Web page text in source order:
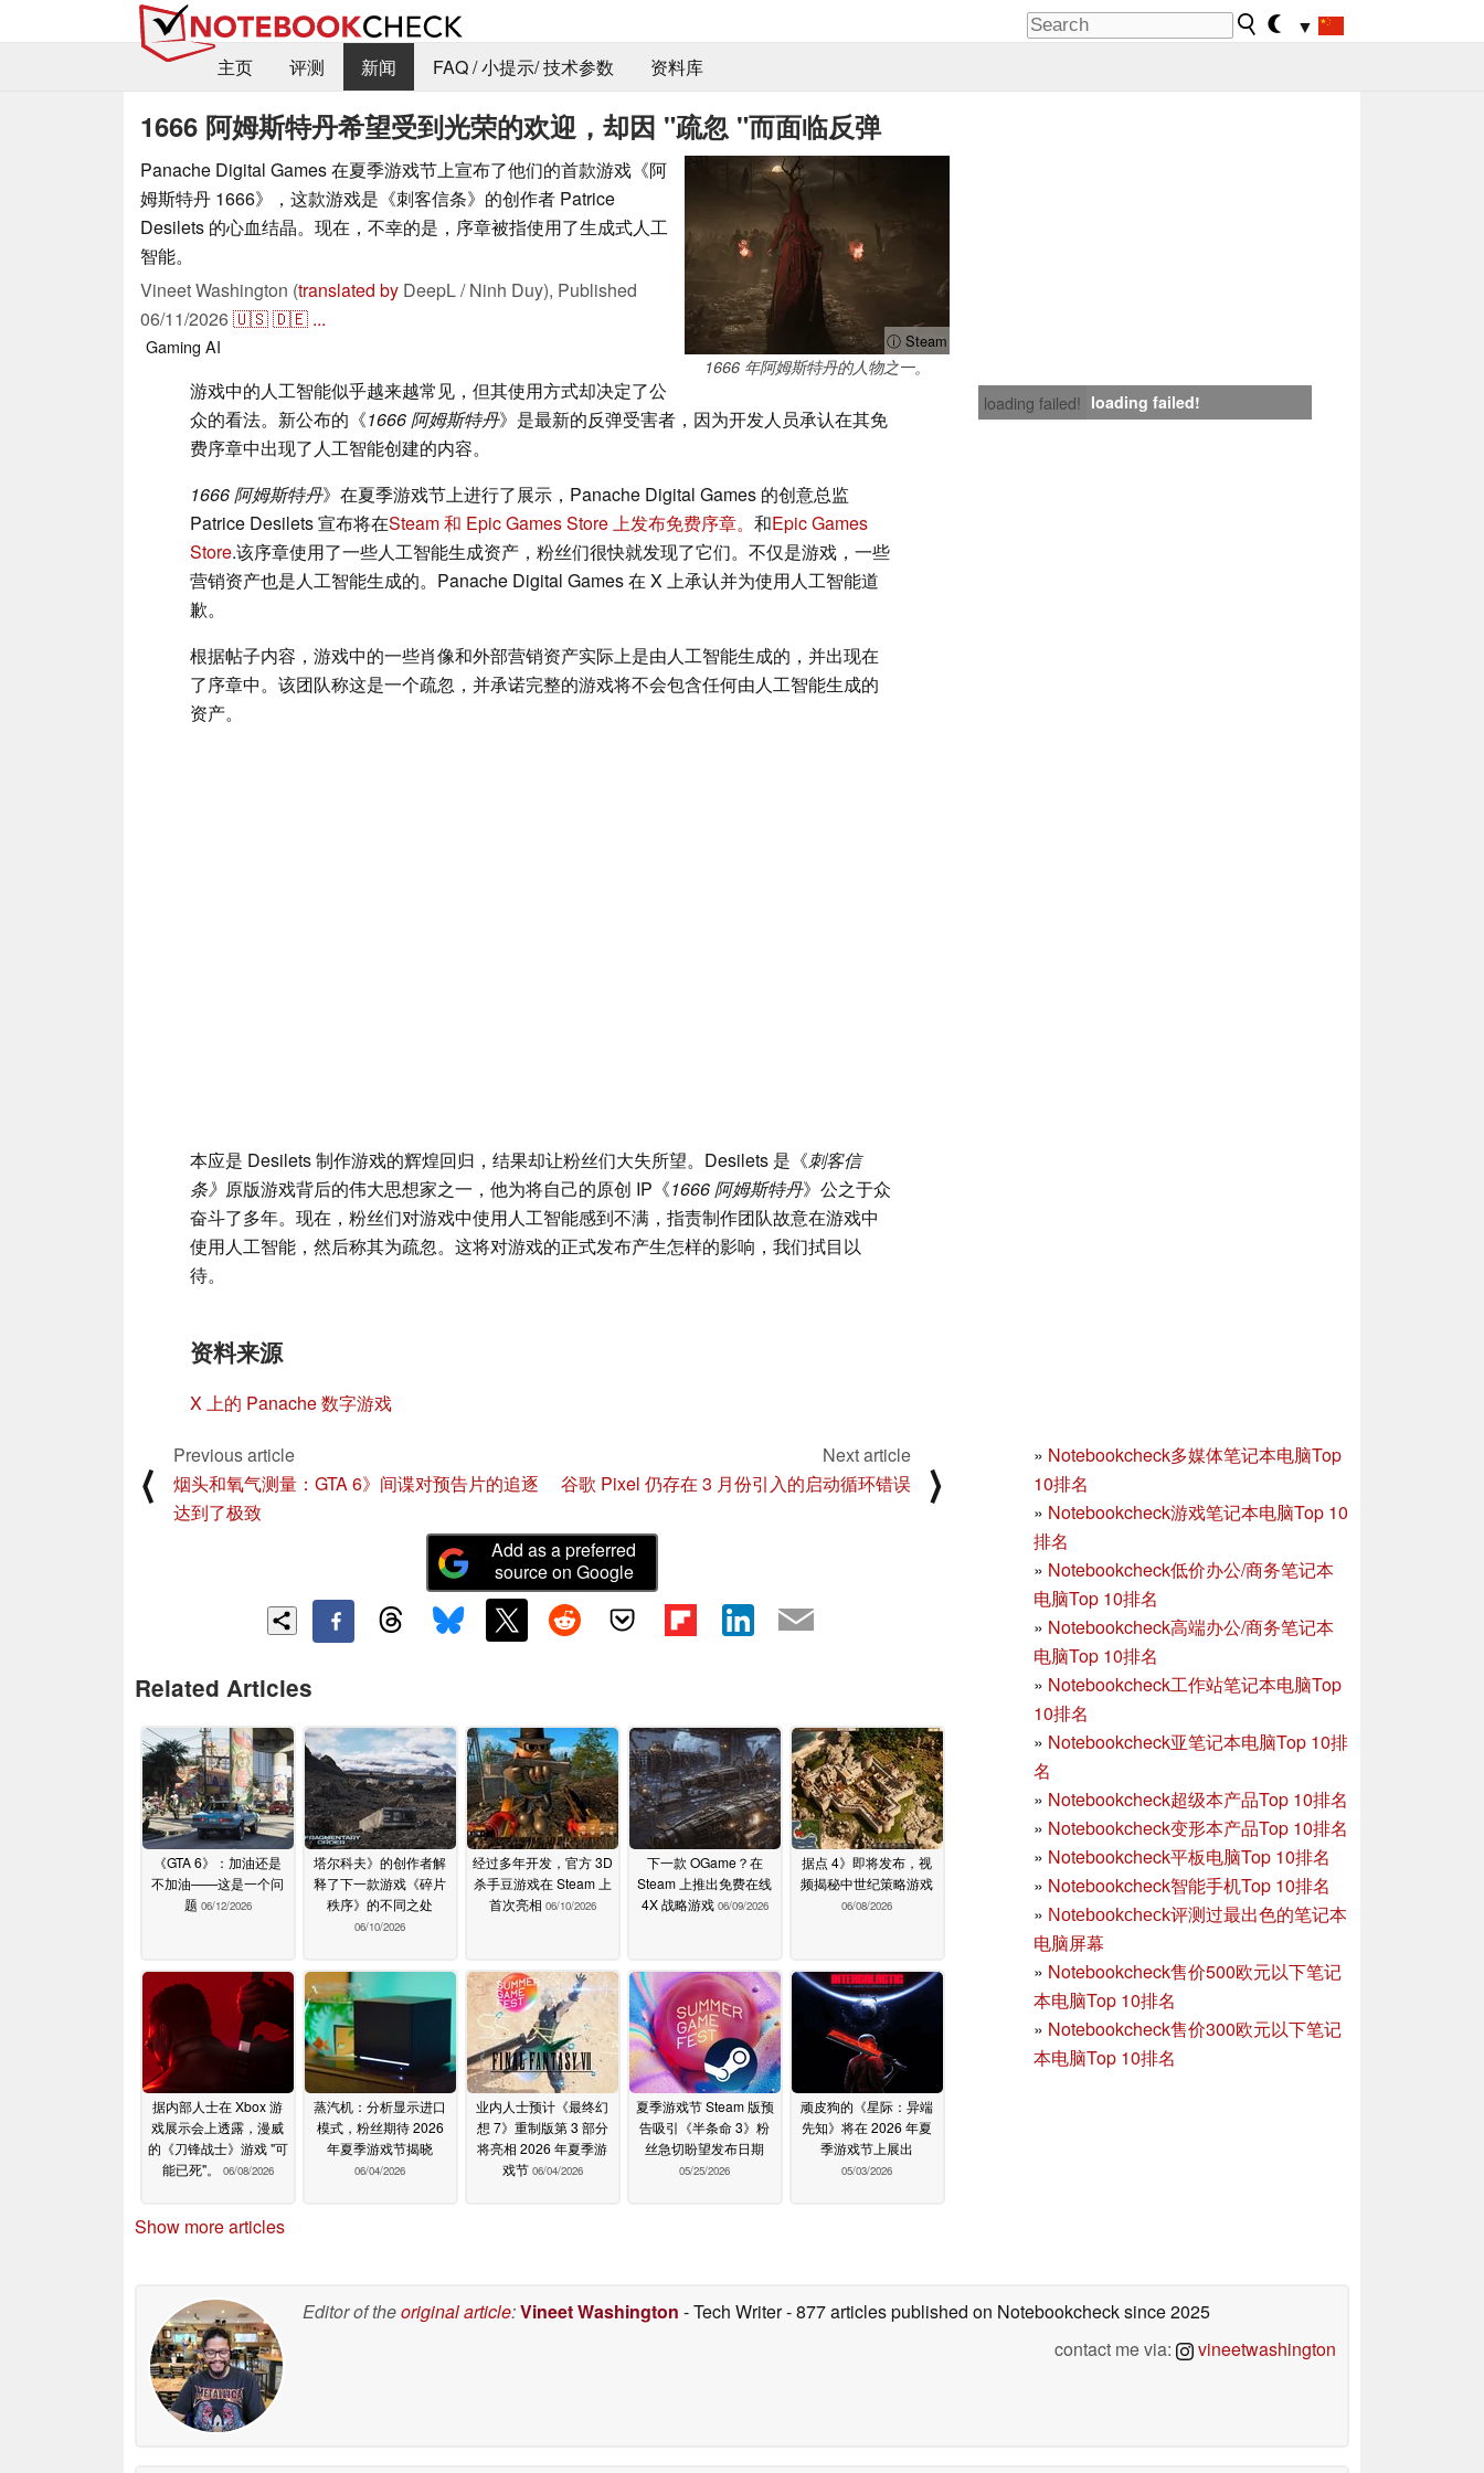
▼
主页
评测 新闻 FAQ / 小提示/ 技术参数 资料库
1666 阿姆斯特丹希望受到光荣的欢迎，却因 "疏忽 "而面临反弹
ⓘ Steam
1666 年阿姆斯特丹的人物之一。
Panache Digital Games 在夏季游戏节上宣布了他们的首款游戏《阿
姆斯特丹 1666》，这款游戏是《刺客信条》的创作者 Patrice
Desilets 的心血结晶。现在，不幸的是，序章被指使用了生成式人工
智能。
Vineet Washington (translated by DeepL / Ninh Duy), Published
06/11/2026🇺🇸🇩🇪 ...
Gaming AI
loading failed! loading failed!
游戏中的人工智能似乎越来越常见，但其使用方式却决定了公
众的看法。新公布的《1666 阿姆斯特丹》是最新的反弹受害者，因为开发人员承认在其免
费序章中出现了人工智能创建的内容。
1666 阿姆斯特丹》在夏季游戏节上进行了展示，Panache Digital Games 的创意总监
Patrice Desilets 宣布将在Steam 和 Epic Games Store 上发布免费序章。 和Epic Games
Store.该序章使用了一些人工智能生成资产，粉丝们很快就发现了它们。不仅是游戏，一些
营销资产也是人工智能生成的。Panache Digital Games 在 X 上承认并为使用人工智能道
歉。
根据帖子内容，游戏中的一些肖像和外部营销资产实际上是由人工智能生成的，并出现在
了序章中。该团队称这是一个疏忽，并承诺完整的游戏将不会包含任何由人工智能生成的
资产。
本应是 Desilets 制作游戏的辉煌回归，结果却让粉丝们大失所望。Desilets 是《刺客信
条》 原版游戏背后的伟大思想家之一，他为将自己的原创 IP《1666 阿姆斯特丹》公之于众
奋斗了多年。现在，粉丝们对游戏中使用人工智能感到不满，指责制作团队故意在游戏中
使用人工智能，然后称其为疏忽。这将对游戏的正式发布产生怎样的影响，我们拭目以
待。
资料来源
X 上的 Panache 数字游戏
» Notebookcheck多媒体笔记本电脑Top
10排名
» Notebookcheck游戏笔记本电脑Top 10
排名
» Notebookcheck低价办公/商务笔记本
电脑Top 10排名
» Notebookcheck高端办公/商务笔记本
电脑Top 10排名
» Notebookcheck工作站笔记本电脑Top
10排名
» Notebookcheck亚笔记本电脑Top 10排
名
» Notebookcheck超级本产品Top 10排名
» Notebookcheck变形本产品Top 10排名
» Notebookcheck平板电脑Top 10排名
» Notebookcheck智能手机Top 10排名
» Notebookcheck评测过最出色的笔记本
电脑屏幕
» Notebookcheck售价500欧元以下笔记
本电脑Top 10排名
» Notebookcheck售价300欧元以下笔记
本电脑Top 10排名
⟨
Previous article
烟头和氧气测量：GTA 6》间谍对预告片的追逐
达到了极致
Next article
谷歌 Pixel 仍存在 3 月份引入的启动循环错误
⟩
Add as a preferred
source on Google
Related Articles
《GTA 6》：加油还是
不加油——这是一个问
题 06/12/2026
塔尔科夫》的创作者解
释了下一款游戏《碎片
秩序》的不同之处
06/10/2026
经过多年开发，官方 3D
杀手豆游戏在 Steam 上
首次亮相 06/10/2026
下一款 OGame？在
Steam 上推出免费在线
4X 战略游戏 06/09/2026
据点 4》即将发布，视
频揭秘中世纪策略游戏
06/08/2026
据内部人士在 Xbox 游
戏展示会上透露，漫威
的《刀锋战士》游戏 "可
能已死"。
06/08/2026
蒸汽机：分析显示进口
模式，粉丝期待 2026
年夏季游戏节揭晓
06/04/2026
业内人士预计《最终幻
想 7》重制版第 3 部分
将亮相 2026 年夏季游
戏节 06/04/2026
夏季游戏节 Steam 版预
告吸引《半条命 3》粉
丝急切盼望发布日期
05/25/2026
顽皮狗的《星际：异端
先知》将在 2026 年夏
季游戏节上展出
05/03/2026
Show more articles
Editor of theoriginal article:Vineet Washington - Tech Writer- 877 articles published on Notebookchecksince 2025
contact me via:
vineetwashington